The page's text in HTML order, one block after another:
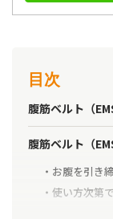
目次
腹筋ベルト（
腹筋ベルト（
お腹を引き
使い方次第